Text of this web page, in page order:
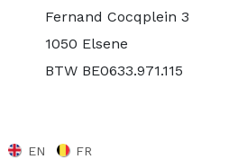
Fernand Cocqplein 3
1050 Elsene
BTW BE0633.971.115
EN FR